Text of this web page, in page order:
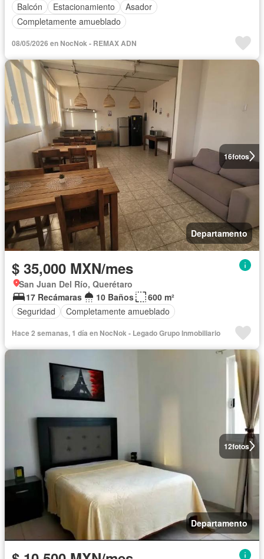
Balcón
Estacionamiento
Asador
Completamente amueblado
08/05/2026 en NocNok - REMAX ADN
16fotos
Departamento
$ 35,000 MXN/mes
San Juan Del Río, Querétaro
17 Recámaras
10 Baños
600 m²
Seguridad
Completamente amueblado
Hace 2 semanas, 1 día en NocNok - Legado Grupo Inmobiliario
12fotos
Departamento